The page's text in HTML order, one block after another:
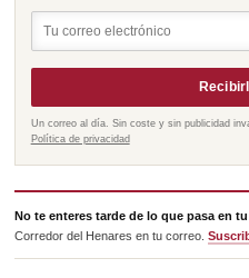
Un correo al día. Sin coste y sin publicidad
Política de privacidad
No te enteres tarde de lo que pasa en
Corredor del Henares en tu correo.